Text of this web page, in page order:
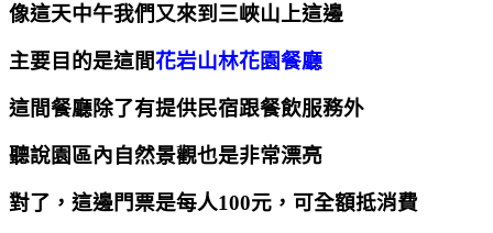
像這天中午我們又來到三峽山上這邊
主要目的是這間花岩山林花園餐廳
這間餐廳除了有提供民宿跟餐飲服務外
聽說園區內自然景觀也是非常漂亮
對了，這邊門票是每人100元，可全額抵消費